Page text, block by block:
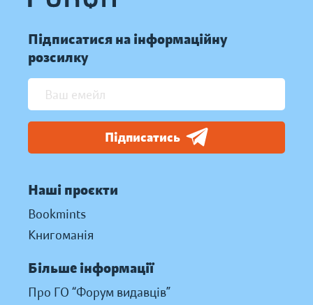
Підписатися на інформаційну
розсилку
Підписатись
Наші проєкти
Bookmints
Книгоманія
Більше інформації
Про ГО “Форум видавців”